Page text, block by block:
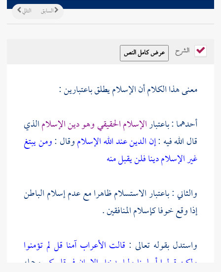
التالي السابق
الشرح
معنى هذا الكلام أن الإسلام يطلق باعتبارين :
أحدهما : باعتبارالإسلام الحقيقي وهو دين الإسلامالذي
قال الله فيه :إن الدين عند الله الإسلاموقال :ومن يبتغ
غير الإسلام دينا فلن يقبل منه
والثاني : باعتبار الاستسلام ظاهرا مع عدم إسلام الباطن
إذا وقع خوفا كإسلام المنافقين .
واستدل بقوله تعالى : قالت الأعراب آمنا قل لم تؤمنوا
ولكن قولوا أسلمنا ولما يدخل الإيمان في قلوبكم وحمله